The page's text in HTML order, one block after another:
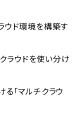
ウド環境を構築す
ラウドを使い分け
「マルチクラウ